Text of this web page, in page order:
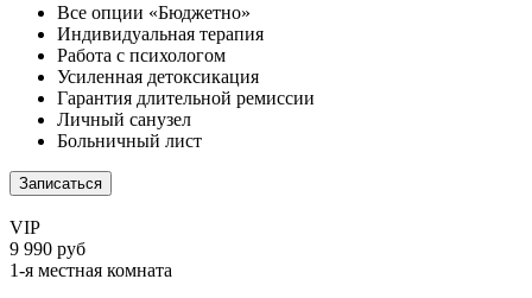
Все опции «Бюджетно»
Индивидуальная терапия
Работа с психологом
Усиленная детоксикация
Гарантия длительной ремиссии
Личный санузел
Больничный лист
Записаться
VIP
9 990 руб
1-я местная комната